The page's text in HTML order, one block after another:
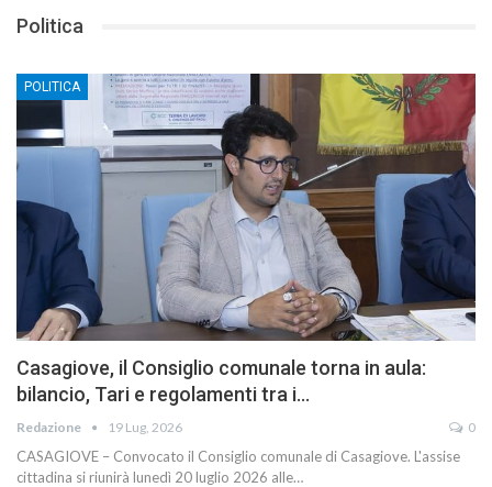
Politica
POLITICA
Casagiove, il Consiglio comunale torna in aula:
bilancio, Tari e regolamenti tra i…
Redazione 19 Lug, 2026 0
CASAGIOVE – Convocato il Consiglio comunale di Casagiove. L'assise
cittadina si riunirà lunedì 20 luglio 2026 alle…